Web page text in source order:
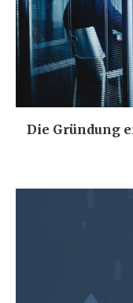
Die Gründung